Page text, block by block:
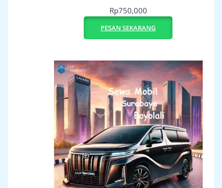
Rp750,000
PESAN SEKARANG